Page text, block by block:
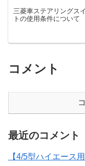
三菱車ステアリングス
トの使用条件について
コメント
最近のコメント
【4/5型ハイエース